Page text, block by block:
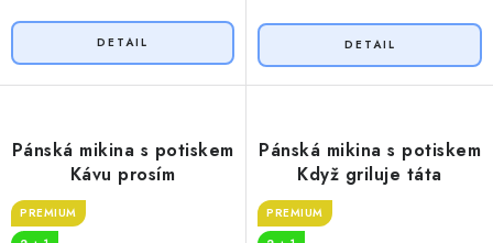
Pánská mikina s potiskem
Kávu prosím
PREMIUM
Pánská mikina s potiskem
Když griluje táta
PREMIUM